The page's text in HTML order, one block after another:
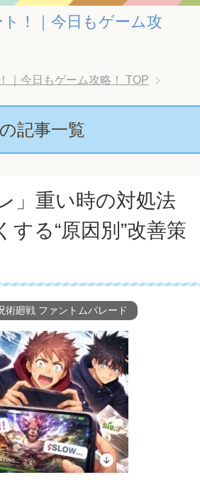
！｜今日もゲーム攻
｜今日もゲーム攻略！ TOP
記事一覧
」重い時の対処法
する“原因別”改善策
術廻戦 ファントムパレード